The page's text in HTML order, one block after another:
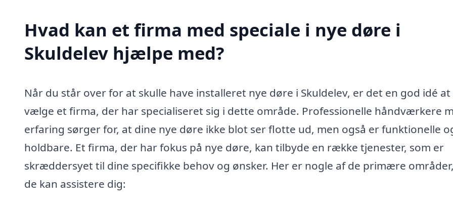
Hvad kan et firma med speciale i nye døre i
Skuldelev hjælpe med?
Når du står over for at skulle have installeret nye døre i Skuldelev, er det en god idé at
vælge et firma, der har specialiseret sig i dette område. Professionelle håndværkere
erfaring sørger for, at dine nye døre ikke blot ser flotte ud, men også er funktionelle
holdbare. Et firma, der har fokus på nye døre, kan tilbyde en række tjenester, som er
skræddersyet til dine specifikke behov og ønsker. Her er nogle af de primære
de kan assistere dig: